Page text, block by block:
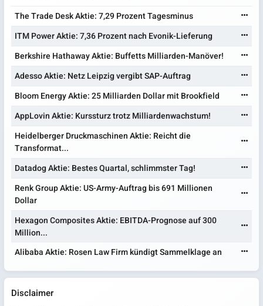
The Trade Desk Aktie: 7,29 Prozent Tagesminus
ITM Power Aktie: 7,36 Prozent nach Evonik-Lieferung
Berkshire Hathaway Aktie: Buffetts Milliarden-Manöver!
Adesso Aktie: Netz Leipzig vergibt SAP-Auftrag
Bloom Energy Aktie: 25 Milliarden Dollar mit Brookfield
AppLovin Aktie: Kurssturz trotz Milliardenwachstum!
Heidelberger Druckmaschinen Aktie: Reicht die
Transformat...
Datadog Aktie: Bestes Quartal, schlimmster Tag!
Renk Group Aktie: US-Army-Auftrag bis 691 Millionen
Dollar
Hexagon Composites Aktie: EBITDA-Prognose auf 300
Million...
Alibaba Aktie: Rosen Law Firm kündigt Sammelklage an
Disclaimer